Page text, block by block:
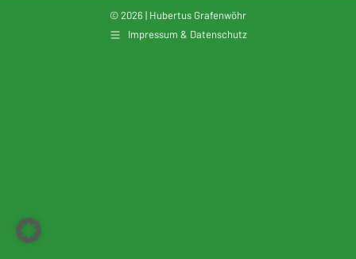
© 2026 | Hubertus Grafenwöhr
Impressum & Datenschutz